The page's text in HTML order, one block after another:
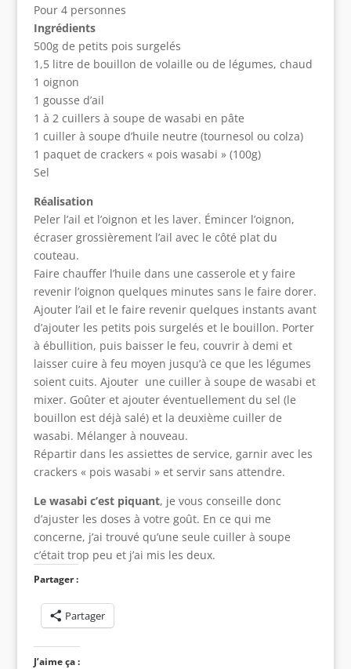
Pour 4 personnes
Ingrédients
500g de petits pois surgelés
1,5 litre de bouillon de volaille ou de légumes, chaud
1 oignon
1 gousse d’ail
1 à 2 cuillers à soupe de wasabi en pâte
1 cuiller à soupe d’huile neutre (tournesol ou colza)
1 paquet de crackers « pois wasabi » (100g)
Sel
Réalisation
Peler l’ail et l’oignon et les laver. Émincer l’oignon,
écraser grossièrement l’ail avec le côté plat du
couteau.
Faire chauffer l’huile dans une casserole et y faire
revenir l’oignon quelques minutes sans le faire dorer.
Ajouter l’ail et le faire revenir quelques instants avant
d’ajouter les petits pois surgelés et le bouillon. Porter
à ébullition, puis baisser le feu, couvrir à demi et
laisser cuire à feu moyen jusqu’à ce que les légumes
soient cuits. Ajouter une cuiller à soupe de wasabi et
mixer. Goûter et ajouter éventuellement du sel (le
bouillon est déjà salé) et la deuxième cuiller de
wasabi. Mélanger à nouveau.
Répartir dans les assiettes de service, garnir avec les
crackers « pois wasabi » et servir sans attendre.
Le wasabi c’est piquant, je vous conseille donc
d’ajuster les doses à votre goût. En ce qui me
concerne, j’ai trouvé qu’une seule cuiller à soupe
c’était trop peu et j’ai mis les deux.
Partager :
Partager
J’aime ça :